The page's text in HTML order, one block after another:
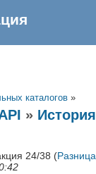
каталогов »
» История
24/38 (